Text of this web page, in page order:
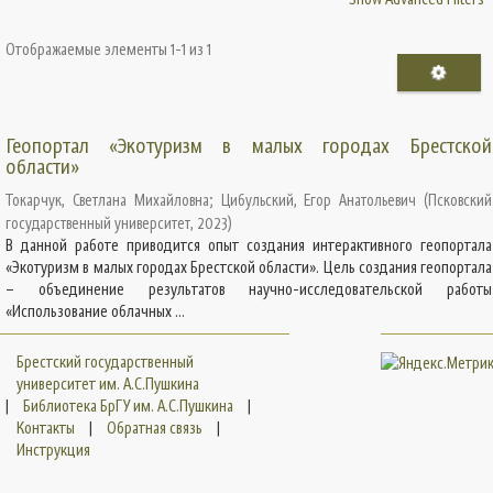
Отображаемые элементы 1-1 из 1
Геопортал «Экотуризм в малых городах Брестской
области»
Токарчук, Светлана Михайловна; Цибульский, Егор Анатольевич (Псковский
государственный университет, 2023)
В данной работе приводится опыт создания интерактивного геопортала
«Экотуризм в малых городах Брестской области». Цель создания геопортала
– объединение результатов научно-исследовательской работы
«Использование облачных ...
Брестский государственный
университет им. А.С.Пушкина
|
Библиотека БрГУ им. А.С.Пушкина
|
Контакты
| Обратная связь
|
Инструкция